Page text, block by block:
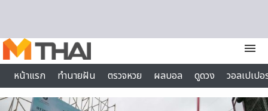
menu
หน้าแรก
ทำนายฝัน ตรวจหวย ผลบอล ดูดวง
วอลเปเป
ไลฟ์สไตล์